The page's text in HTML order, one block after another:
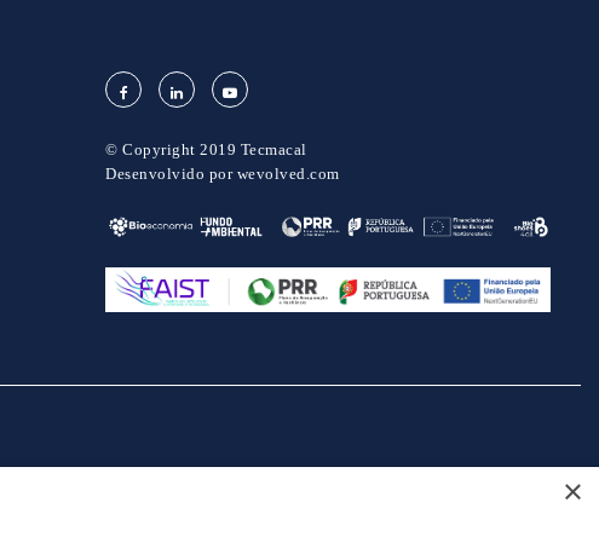
© Copyright 2019 Tecmacal
Desenvolvido por wevolved.com
×